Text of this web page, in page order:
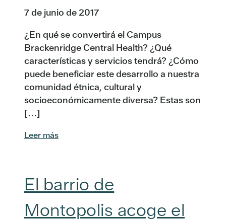
7 de junio de 2017
¿En qué se convertirá el Campus
Brackenridge Central Health? ¿Qué
características y servicios tendrá? ¿Cómo
puede beneficiar este desarrollo a nuestra
comunidad étnica, cultural y
socioeconómicamente diversa? Estas son
[...]
Leer más
El barrio de
Montopolis acoge el